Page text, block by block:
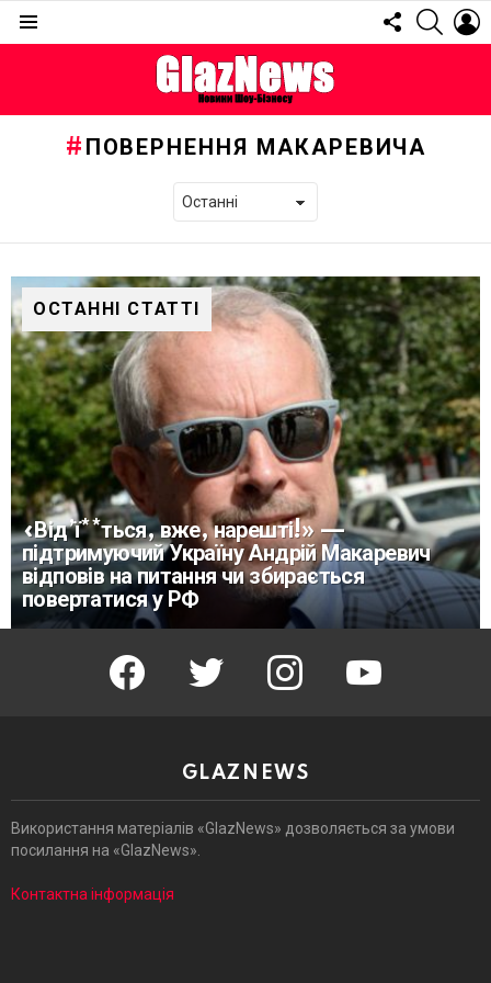
FOLLOW
US
ПОВЕРНЕННЯ МАКАРЕВИЧА
ОСТАННІ СТАТТІ
«Від’ї**ться, вже, нарешті!» —
підтримуючий Україну Андрій Макаревич
відповів на питання чи збирається
повертатися у РФ
facebook twitter instagram youtube
GLAZNEWS
Використання матеріалів «GlazNews» дозволяється за умови
посилання на «GlazNews».
Контактна інформація